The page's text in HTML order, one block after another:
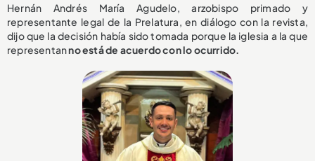
Hernán Andrés María Agudelo, arzobispo primado y
representante legal de la Prelatura, en diálogo con la revista,
dijo que la decisión había sido tomada porque la iglesia a la que
representanno está de acuerdo con lo ocurrido.